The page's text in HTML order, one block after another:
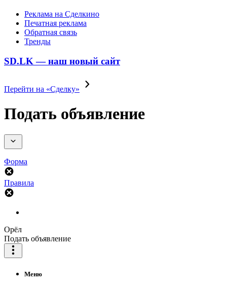
Реклама на Сделкино
Печатная реклама
Обратная связь
Тренды
SD.LK — наш новый сайт
Перейти на «Сделку»
Подать объявление
Форма
Правила
Орёл
Подать объявление
Меню